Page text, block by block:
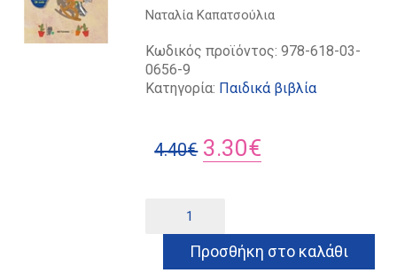
Ναταλία Καπατσούλια
Κωδικός προϊόντος:978-618-03-
0656-9
Κατηγορία: Παιδικά βιβλία
4.40€ Original
4.40€.
3.30€
είναι:
3.30€.
ιππότης
ποσότητα
Προσθήκη στο καλάθι